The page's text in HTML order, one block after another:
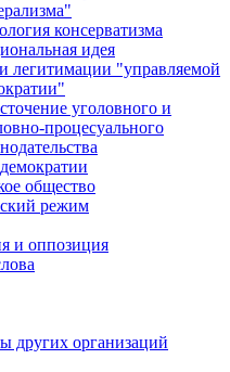
консерватизма
идея
легитимации "управляемой
уголовного и
процесуального
общество
режим
и оппозиция
других организаций